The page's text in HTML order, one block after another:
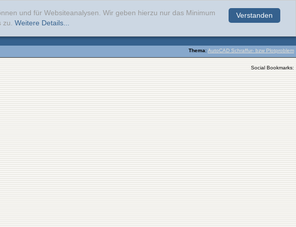
Verstanden
und für Websiteanalysen. Wir geben hierzu nur das Minimum
zu. Weitere Details...
Thema: AutoCAD Schraffur- bzw Plotproblem
Social Bookmarks: